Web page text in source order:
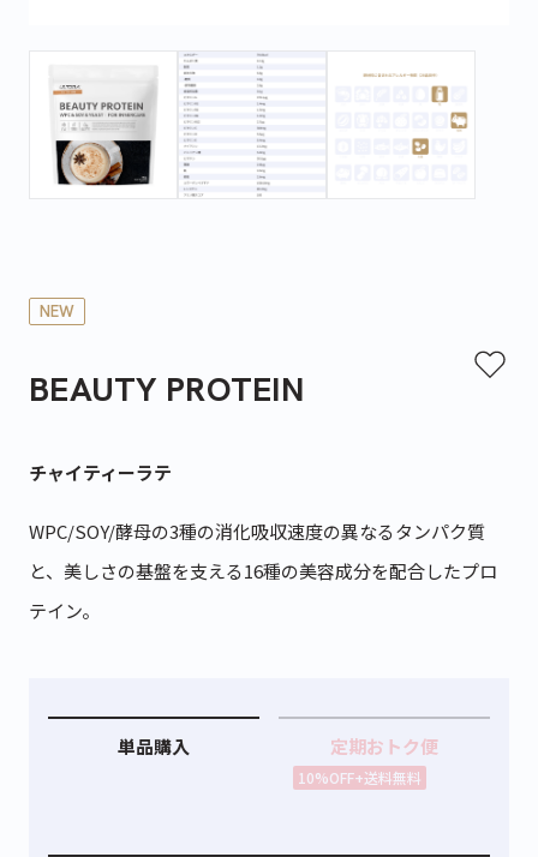
NEW
BEAUTY PROTEIN
チャイティーラテ
WPC/SOY/酵母の3種の消化吸収速度の異なるタンパク質
と、美しさの基盤を支える16種の美容成分を配合したプロ
テイン。
単品購入 定期おトク便
10%OFF+送料無料